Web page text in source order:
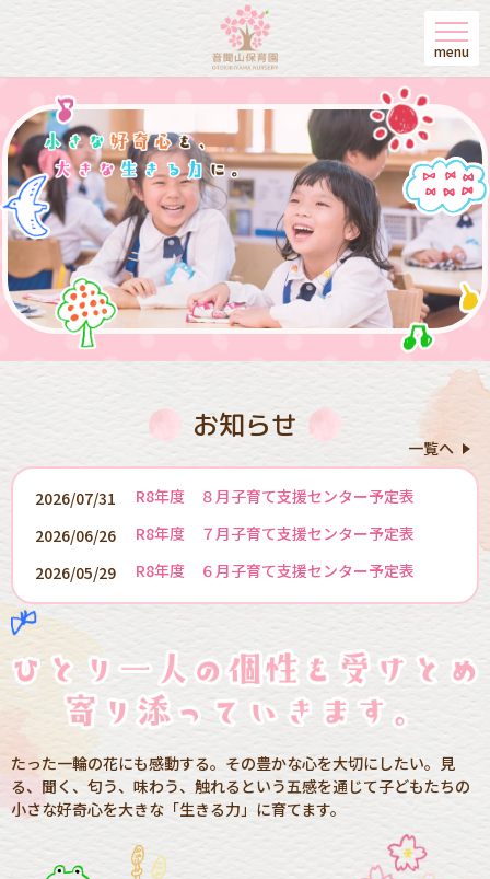
menu
お知らせ
一覧へ
2026/07/31
R8年度 ８月子育て支援センター予定表
2026/06/26
R8年度 ７月子育て支援センター予定表
2026/05/29
R8年度 ６月子育て支援センター予定表
たった一輪の花にも感動する。その豊かな心を大切にしたい。 見
る、聞く、匂う、味わう、触れるという五感を通じて子どもたちの
小さな好奇心を大きな「生きる力」に育てます。